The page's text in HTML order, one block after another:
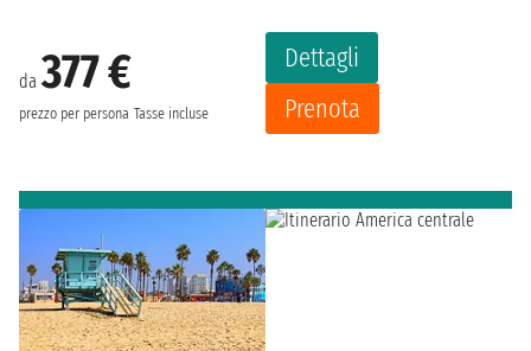
da377 €
prezzo per persona Tasse incluse
Dettagli
Prenota